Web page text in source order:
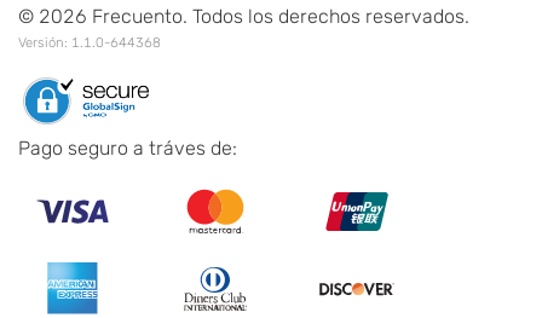
© 2026 Frecuento. Todos los derechos reservados.
Versión: 1.1.0-644368
Pago seguro a tráves de: